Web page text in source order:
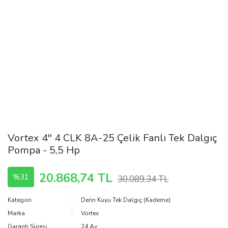
Vortex 4'' 4 CLK 8A-25 Çelik Fanlı Tek Dalgıç
Pompa - 5,5 Hp
%31 20.868,74 TL 30.089,34 TL
Kategori
Derin Kuyu Tek Dalgıç (Kademe)
Marka
Vortex